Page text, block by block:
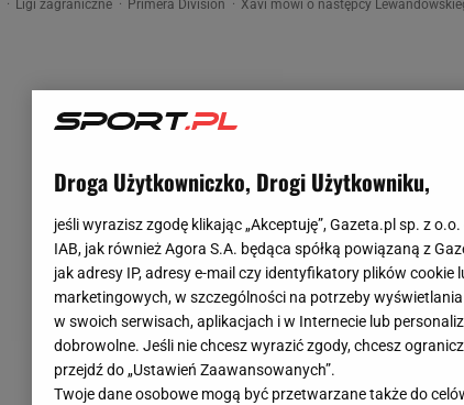
Ligi zagraniczne Primera Division Xavi mówi o następcy
Droga Użytkowniczko, Drogi Użytkowniku,
jeśli wyrazisz zgodę klikając „Akceptuję”, Gazeta.pl sp. z
IAB, jak również Agora S.A. będąca spółką powiązaną z
jak adresy IP, adresy e-mail czy identyfikatory plików
marketingowych, w szczególności na potrzeby
w swoich serwisach, aplikacjach i w Internecie lub
dobrowolne. Jeśli nie chcesz wyrazić zgody, chcesz
przejdź do „Ustawień Zaawansowanych”.
Twoje dane osobowe mogą być przetwarzane także do